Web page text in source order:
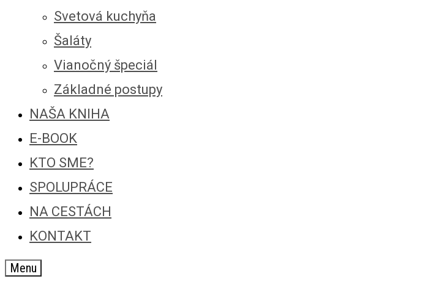
Svetová kuchyňa
Šaláty
Vianočný špeciál
Základné postupy
NAŠA KNIHA
E-BOOK
KTO SME?
SPOLUPRÁCE
NA CESTÁCH
KONTAKT
Menu